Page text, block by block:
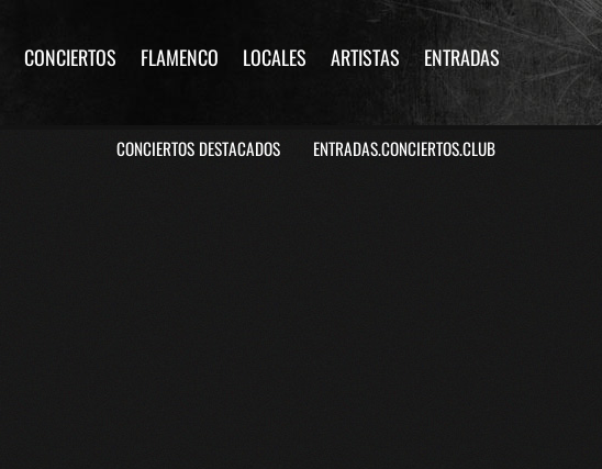
CONCIERTOS FLAMENCO LOCALES ARTISTAS ENTRADAS
CONCIERTOS DESTACADOS ENTRADAS.CONCIERTOS.CLUB